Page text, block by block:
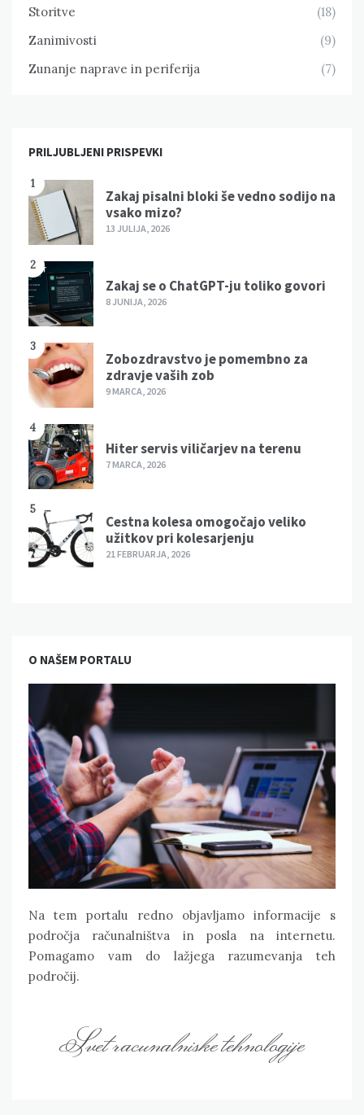
Storitve
(18)
Zanimivosti
(9)
Zunanje naprave in periferija
(7)
PRILJUBLJENI PRISPEVKI
1
Zakaj pisalni bloki še vedno sodijo na
vsako mizo?
13 JULIJA, 2026
2
Zakaj se o ChatGPT-ju toliko govori
8 JUNIJA, 2026
3
Zobozdravstvo je pomembno za
zdravje vaših zob
9 MARCA, 2026
4
Hiter servis viličarjev na terenu
7 MARCA, 2026
5
Cestna kolesa omogočajo veliko
užitkov pri kolesarjenju
21 FEBRUARJA, 2026
O NAŠEM PORTALU
Na tem portalu redno objavljamo informacije s
področja računalništva in posla na internetu.
Pomagamo vam do lažjega razumevanja teh
področij.
Svet racunalniske tehnologije